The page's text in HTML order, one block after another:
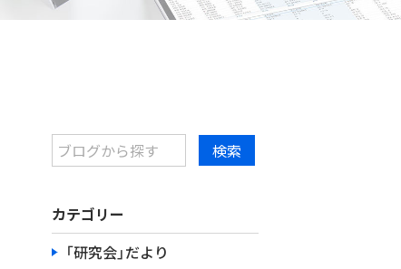
カテゴリー
「研究会」だより